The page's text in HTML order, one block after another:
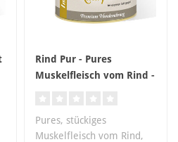
Rind Pur - Pures
Muskelfleisch vom Rind -
Pures, stückiges
Muskelfleisch vom Rind,